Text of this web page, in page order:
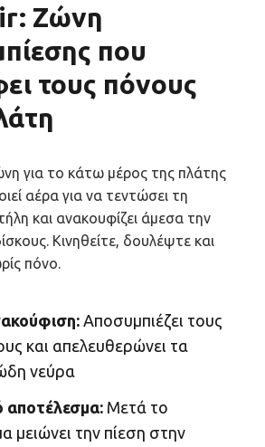
Ζώνη
που
τους πόνους
για το κάτω μέρος της πλάτης
αέρα για να τεντώσει τη
και ανακουφίζει άμεσα την
Κινηθείτε, δουλέψτε και
πόνο.
Αποσυμπιέζει τους
και απελευθερώνει τα
νεύρα
αποτέλεσμα: Μετά το
μειώνει την πίεση στην